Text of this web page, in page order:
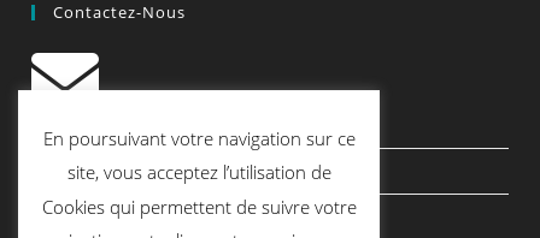
Contactez-Nous
contact@quiscrap.fr
Les Fiches Techniques et les Tutos
Le Blog
En poursuivant votre navigation sur ce
site, vous acceptez l’utilisation de
Cookies qui permettent de suivre votre